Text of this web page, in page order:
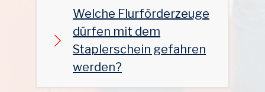
Welche Flurförderzeuge
dürfen mit dem
Staplerschein gefahren
werden?